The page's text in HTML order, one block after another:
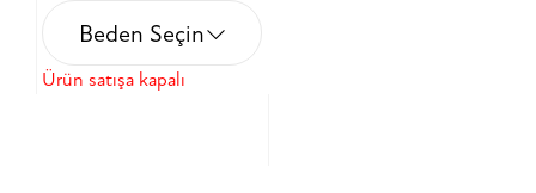
Beden Seçin
Ürün satışa kapalı